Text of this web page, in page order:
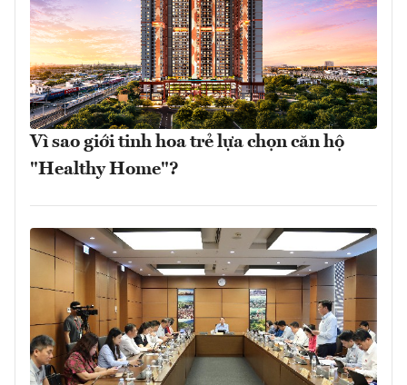
Vì sao giới tinh hoa trẻ lựa chọn căn hộ
"Healthy Home"?